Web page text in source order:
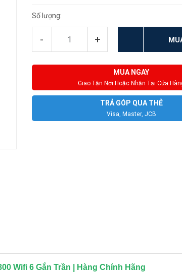
Số lượng:
- +
MUA NGAY
Giao Tận Nơi Hoặc Nhận Tại Cửa
TRẢ GÓP QUA THẺ
Visa, Master, JCB
Wifi 6 Gắn Trần | Hàng Chính Hãng